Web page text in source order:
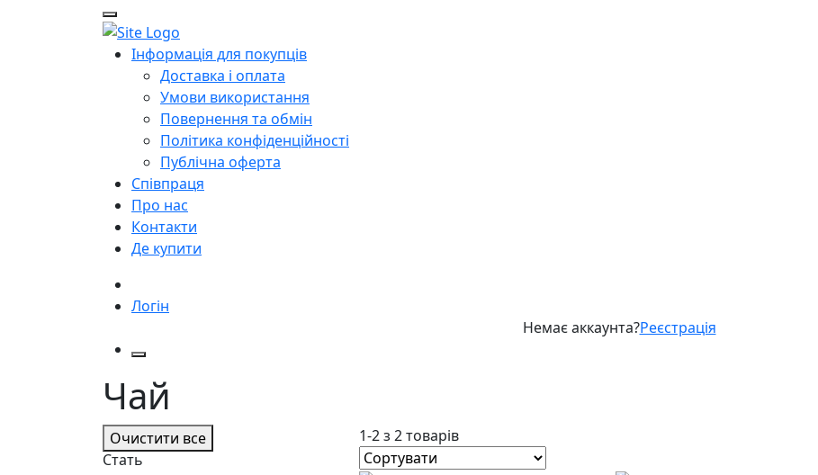
Інформація для покупців
Доставка і оплата
Умови використання
Повернення та обмін
Політика конфіденційності
Публічна оферта
Співпраця
Про нас
Контакти
Де купити
Логін
Немає аккаунта?Реєстрація
Чай
Очистити все
Стать
1-2 з 2 товарів